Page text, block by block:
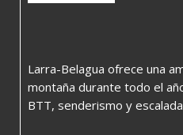
Larra-Belagua ofrece una
montaña durante todo el
BTT, senderismo y escalada